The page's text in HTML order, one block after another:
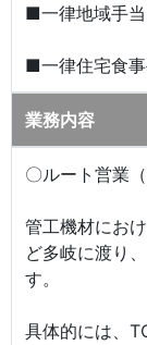
■一律地域手
■一律住宅食
業務内容
〇ルート営業
管工機材にお
ど多岐に渡り
す。
具体的には、